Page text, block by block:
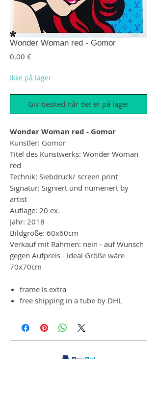
Wonder Woman red - Gomor
0,00 €Pris
Ikke på lager
Giv besked når det er på lager
Wonder Woman red - Gomor
Künstler: Gomor
Titel des Kunstwerks: Wonder Woman
red
Technik: Siebdruck/ screen print
Signatur: Signiert und numeriert by
artist
Auflage: 20 ex.
Jahr: 2018
Bildgröße: 60x60cm
Verkauf mit Rahmen: nein - auf Wunsch
gegen Aufpreis - ideal Größe wäre
70x70cm
frame is extra
free shipping in a tube by DHL